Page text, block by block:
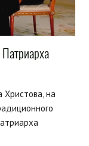
Христова, на